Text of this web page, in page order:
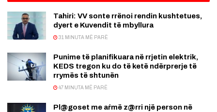
Tahiri: VV sonte rrënoi rendin kushtetues,
dyert e Kuvendit të mbyllura
31 MINUTA MË PARË
Punime të planifikuara në rrjetin elektrik,
KEDS tregon ku do të ketë ndërprerje të
rrymës të shtunën
47 MINUTA MË PARË
Pl@goset me aŕmë z@rri një person në